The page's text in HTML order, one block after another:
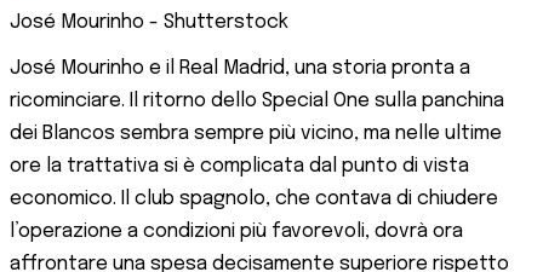
José Mourinho - Shutterstock
José Mourinho e il Real Madrid, una storia pronta a
ricominciare. Il ritorno dello Special One sulla panchina
dei Blancos sembra sempre più vicino, ma nelle ultime
ore la trattativa si è complicata dal punto di vista
economico. Il club spagnolo, che contava di chiudere
l’operazione a condizioni più favorevoli, dovrà ora
affrontare una spesa decisamente superiore rispetto